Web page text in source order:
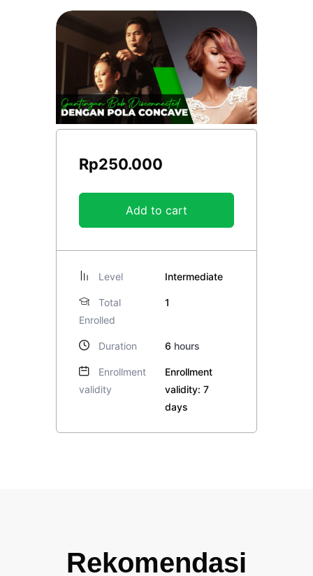
Rp250.000
Add to cart
Level Intermediate
Total
Enrolled
1
Duration 6 hours
Enrollment
validity
Enrollment
validity: 7
days
Rekomendasi